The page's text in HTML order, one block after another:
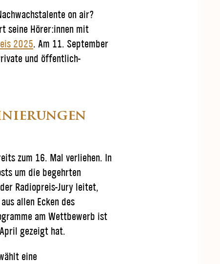
on air?
seine Hörer:innen mit
2025. Am 11. September
und öffentlich-
zum 16. Mal verliehen. In
um die begehrten
Radiopreis-Jury leitet,
allen Ecken des
am Wettbewerb ist
gezeigt hat.
eine